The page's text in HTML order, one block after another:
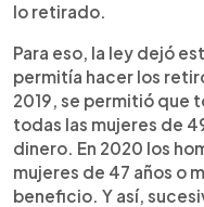
lo retirado.
Para eso, la ley dejó
permitía hacer los
2019, se permitió que
todas las mujeres de
dinero. En 2020 los
mujeres de 47 años o
beneficio. Y así,